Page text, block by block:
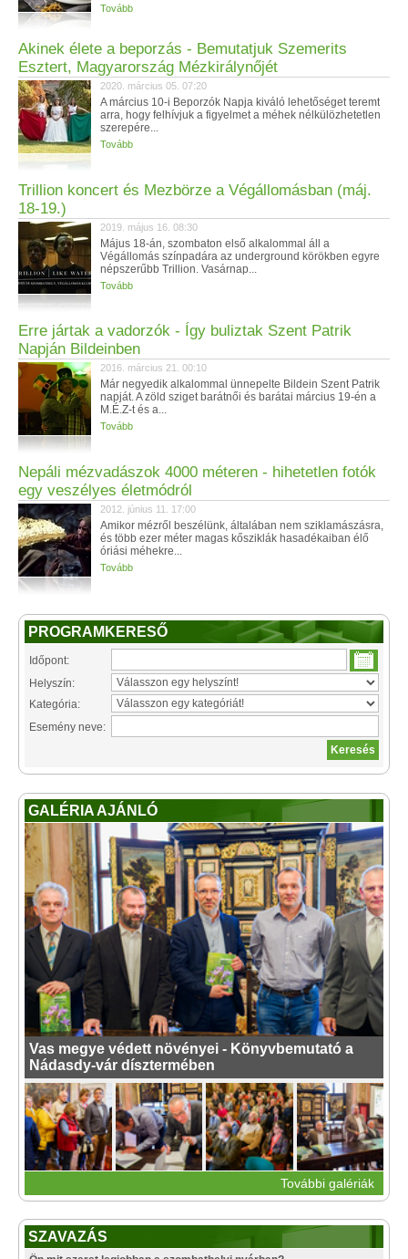
Tovább
Akinek élete a beporzás - Bemutatjuk Szemerits
Esztert, Magyarország Mézkirálynőjét
2020. március 05. 07:20
A március 10-i Beporzók Napja kiváló lehetőséget teremt
arra, hogy felhívjuk a figyelmet a méhek nélkülözhetetlen
szerepére...
Tovább
Trillion koncert és Mezbörze a Végállomásban (máj.
18-19.)
2019. május 16. 08:30
Május 18-án, szombaton első alkalommal áll a
Végállomás színpadára az underground körökben egyre
népszerűbb Trillion. Vasárnap...
Tovább
Erre jártak a vadorzók - Így buliztak Szent Patrik
Napján Bildeinben
2016. március 21. 00:10
Már negyedik alkalommal ünnepelte Bildein Szent Patrik
napját. A zöld sziget barátnői és barátai március 19-én a
M.É.Z-t és a...
Tovább
Nepáli mézvadászok 4000 méteren - hihetetlen fotók
egy veszélyes életmódról
2012. június 11. 17:00
Amikor mézről beszélünk, általában nem sziklamászásra,
és több ezer méter magas kősziklák hasadékaiban élő
óriási méhekre...
Tovább
PROGRAMKERESŐ
Időpont:
Helyszín:
Kategória:
Esemény neve:
GALÉRIA AJÁNLÓ
Vas megye védett növényei - Könyvbemutató a
Nádasdy-vár dísztermében
További galériák
SZAVAZÁS